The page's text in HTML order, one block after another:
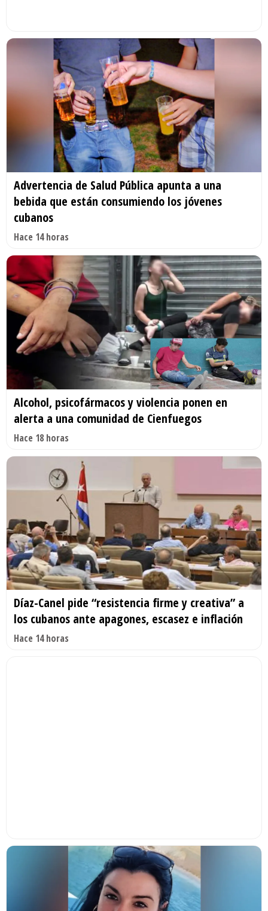
Advertencia de Salud Pública apunta a una
bebida que están consumiendo los jóvenes
cubanos
Hace 14 horas
Alcohol, psicofármacos y violencia ponen en
alerta a una comunidad de Cienfuegos
Hace 18 horas
Díaz-Canel pide “resistencia firme y creativa” a
los cubanos ante apagones, escasez e inflación
Hace 14 horas